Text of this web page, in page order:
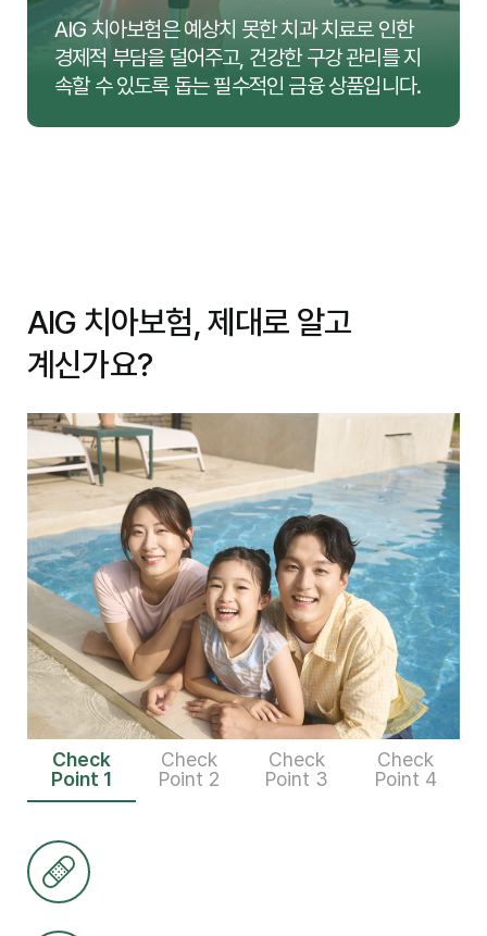
AIG 치아보험은 예상치 못한 치과 치료로 인한
경제적 부담을 덜어주고, 건강한 구강 관리를 지
속할 수 있도록 돕는 필수적인 금융 상품입니다.
AIG 치아보험, 제대로 알고
계신가요?
Check
Point 1
Check
Point 2
Check
Point 3
Check
Point 4